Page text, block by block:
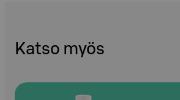
Katso myös